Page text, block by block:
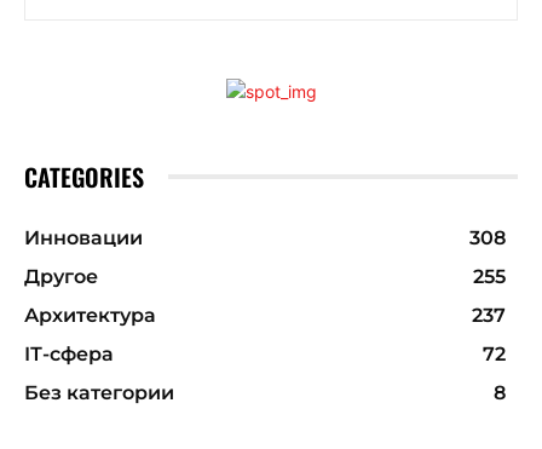
CATEGORIES
Инновации
308
Другое
255
Архитектура
237
ІТ-сфера
72
Без категории
8